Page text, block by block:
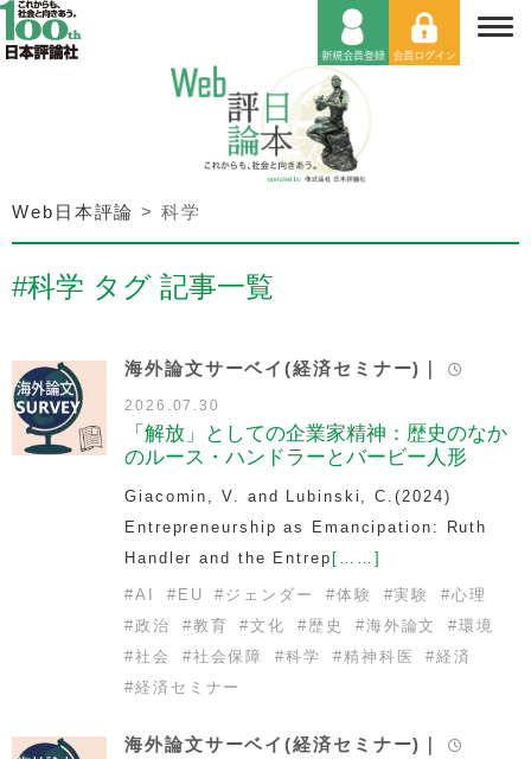
Web日本評論 >科学
#科学 タグ 記事一覧
海外論文サーベイ(経済セミナー)｜
2026.07.30
「解放」としての企業家精神：歴史のなか
のルース・ハンドラーとバービー人形
Giacomin, V. and Lubinski, C.(2024)
Entrepreneurship as Emancipation: Ruth
Handler and the Entrep [……]
#AI # EU # ジェンダー #体験 #実験 #心理
#政治 #教育 #文化 # 歴史 #海外論文 #環境
#社会 #社会保障 #科学 # 精神科医 #経済
#経済セミナー
海外論文サーベイ(経済セミナー)｜